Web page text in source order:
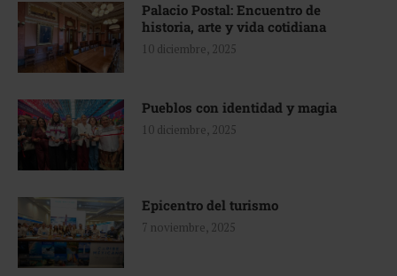
Palacio Postal: Encuentro de
historia, arte y vida cotidiana
10 diciembre, 2025
Pueblos con identidad y magia
10 diciembre, 2025
Epicentro del turismo
7 noviembre, 2025